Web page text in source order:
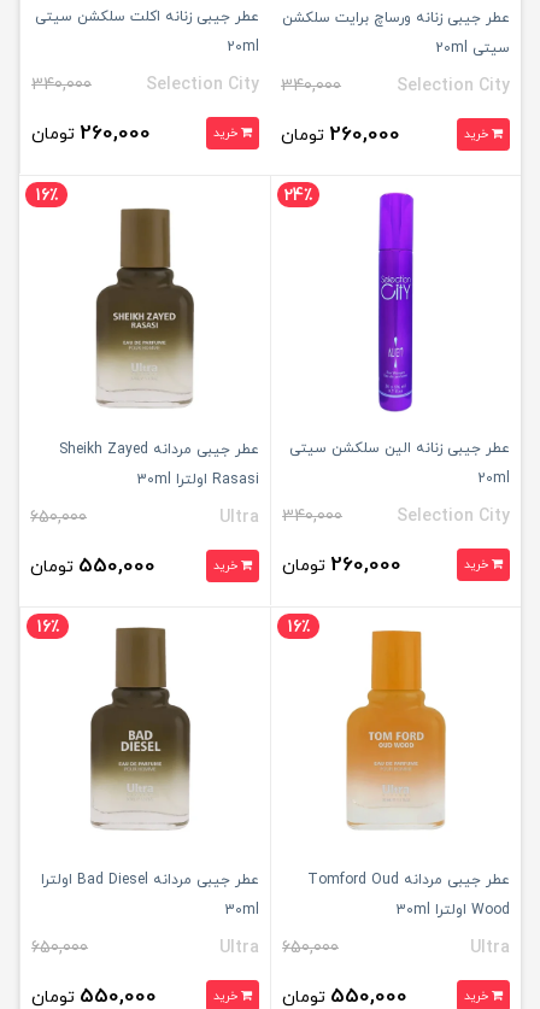
عطر جیبی زنانه ورساچ برایت سلکشن
سیتی 20ml
Selection City
340,000
خرید 260,000 تومان
عطر جیبی زنانه اکلت سلکشن سیتی
20ml
Selection City
340,000
خرید 260,000 تومان
24٪
عطر جیبی زنانه الین سلکشن سیتی
20ml
Selection City
340,000
خرید 260,000 تومان
16٪
عطر جیبی مردانه Sheikh Zayed
Rasasi اولترا 30ml
Ultra
650,000
خرید 550,000 تومان
16٪
عطر جیبی مردانه Tomford Oud
Wood اولترا 30ml
Ultra
650,000
خرید 550,000 تومان
16٪
عطر جیبی مردانه Bad Diesel اولترا
30ml
Ultra
650,000
خرید 550,000 تومان